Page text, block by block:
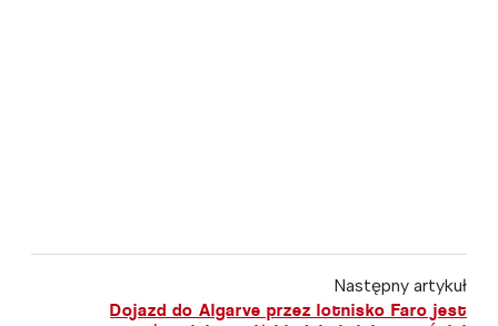
Następny artykuł
Dojazd do Algarve przez lotnisko Faro jest